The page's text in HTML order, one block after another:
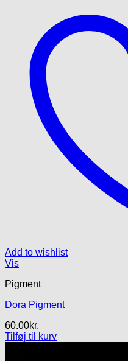
Add to wishlist
Vis
Pigment
Dora Pigment
60.00kr.
Tilføj til kurv